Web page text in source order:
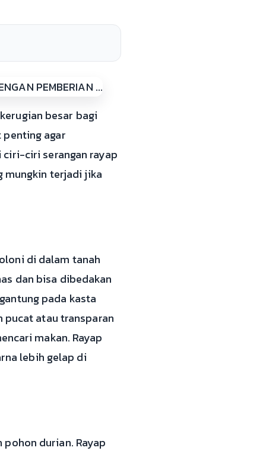
besar bagi
agar
ciri serangan rayap
mungkin terjadi jika
di dalam tanah
dan bisa dibedakan
pada kasta
atau transparan
makan. Rayap
lebih gelap di
durian. Rayap